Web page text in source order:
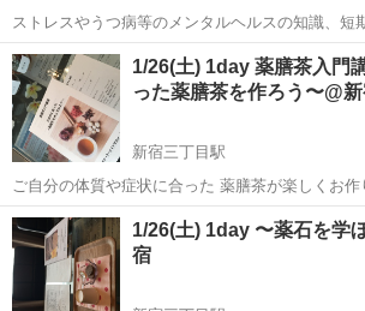
ストレスやうつ病等のメンタルヘルスの知識、短
のカウンセリング手法・心理カウンセリングを行
心理療法などを学びます。さらに、メンタル不調
けでなく、メンタル不調の再発防止や予防...
東京 新宿区 その他
1/26(土) 1day 薬膳茶入門
った薬膳茶を作ろう〜@
新宿三丁目駅
ご自分の体質や症状に合った 薬膳茶が楽しくお作り頂
季にお身体をケアしながら お茶で温まりましょう。 受講時間 13
14時半 ※定員8
東京 新宿区 新宿三丁目駅 その他
1/26(土) 1day 〜薬石を学
宿